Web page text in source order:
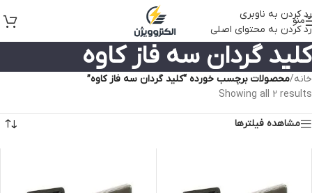
رد کردن به ناوبری
رد کردن به محتوای اصلی
منو
کلید گردان سه فاز کاوه
خانه/محصولات برچسب خورده “کلید گردان سه فاز کاوه”
Showing all 2 results
مشاهده فیلترها